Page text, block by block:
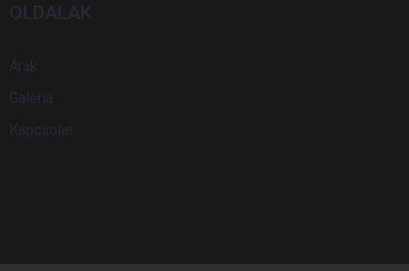
OLDALAK
Árak
Galéria
Kapcsolat